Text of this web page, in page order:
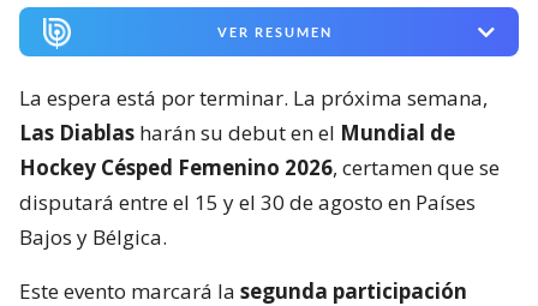
VER RESUMEN
La espera está por terminar. La próxima semana,
Las Diablas harán su debut en el Mundial de
Hockey Césped Femenino 2026, certamen que se
disputará entre el 15 y el 30 de agosto en Países
Bajos y Bélgica.
Este evento marcará la segunda participación